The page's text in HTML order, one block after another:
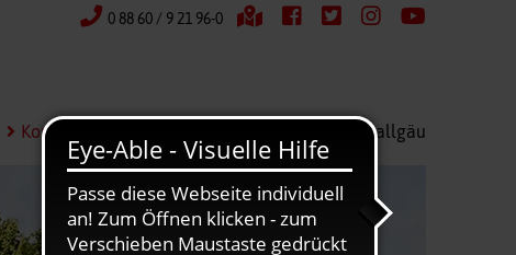
0 88 60 / 9 21 96-0
Kontakt Kreisverband Ostallgäu